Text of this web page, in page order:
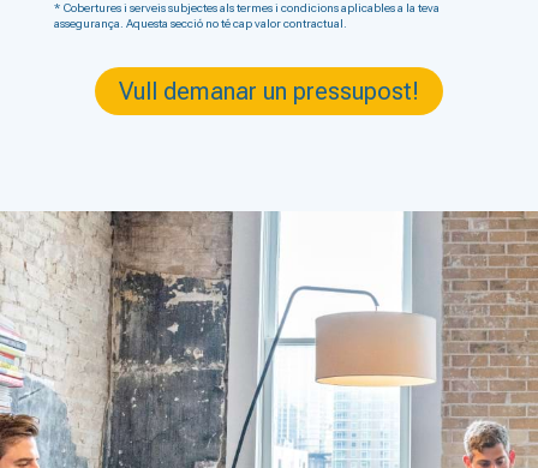
* Cobertures i serveis subjectes als termes i condicions aplicables a la teva
assegurança. Aquesta secció no té cap valor contractual.
Vull demanar un pressupost!